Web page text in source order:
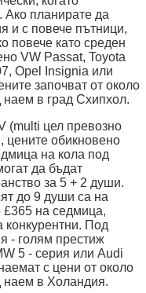
Ако планирате да
и с повече пътници,
повече като среден
VW Passat, Toyota
Opel Insignia или
започват от около
в град Схипхол.
(multi цел превозно
цените обикновено
на кола под
да бъдат
за 5 + 2 души.
до 9 души са на
£365 на седмица,
конкурентни. Под
- голям престиж
5 - серия или Audi
с цени от около
наем в Холандия.